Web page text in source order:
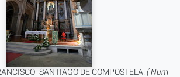
-SANTIAGO DE COMPOSTELA. ( Num